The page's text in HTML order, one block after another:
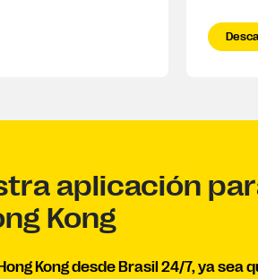
aplicación
Kong
Kong desde Brasil 24/7, ya sea